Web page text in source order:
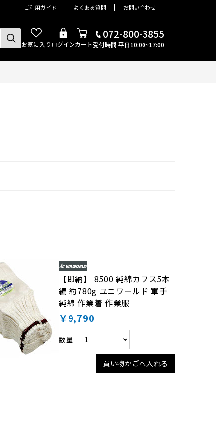
ご利用ガイド よくある質問 お問い合わせ
お気に入りログインカート
072-800-3855
受付時間 平日10:00~17:00
【即納】 8500 純綿カフス5本
編 約780g ユニワールド 軍手
純綿 作業着 作業服
￥9,790
数量
買い物かごへ入れる